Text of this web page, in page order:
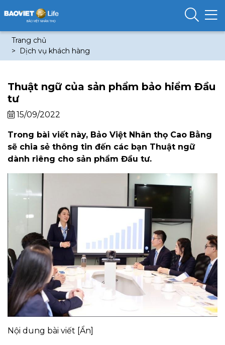
Trang chủ
Dịch vụ khách hàng
Thuật ngữ của sản phẩm bảo hiểm Đầu
tư
15/09/2022
Trong bài viết này, Bảo Việt Nhân thọ Cao Bằng
sẽ chia sẻ thông tin đến các bạn Thuật ngữ
dành riêng cho sản phẩm Đầu tư.
Nội dung bài viết [Ẩn]